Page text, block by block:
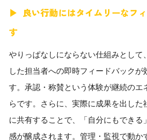
良い行動にはタイムリーなフ
す
やりっぱなしにならない仕組みとして
した担当者への即時フィードバックが
す。承認・称賛という体験が継続のエ
らです。さらに、実際に成果を出した
に共有することで、「自分にもできる
感が醸成されます。管理・監視で動か